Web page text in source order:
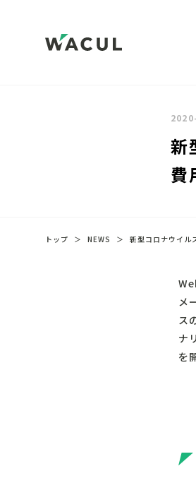
新
費
トップ ＞ NEWS ＞ 新型コロナウイル
メ
ス
ナ
を